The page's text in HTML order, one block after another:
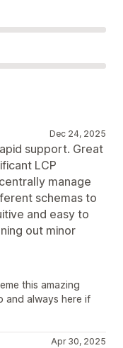
Dec 24, 2025
support. Great
LCP
manage
schemas to
and easy to
out minor
this amazing
and always here if
Apr 30, 2025